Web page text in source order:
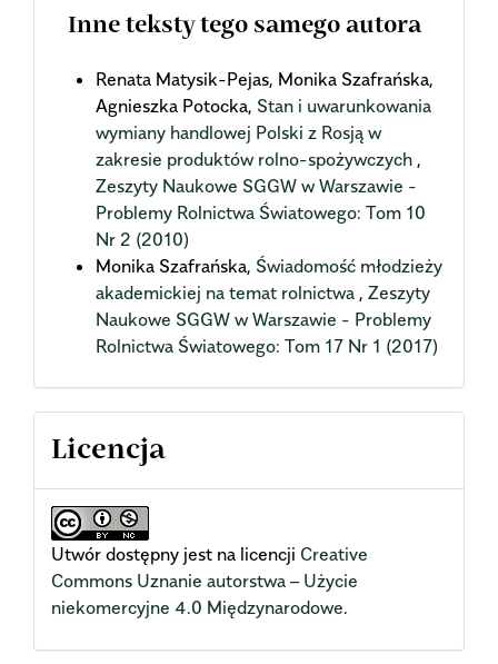
Inne teksty tego samego autora
Renata Matysik-Pejas, Monika Szafrańska,
Agnieszka Potocka, Stan i uwarunkowania
wymiany handlowej Polski z Rosją w
zakresie produktów rolno-spożywczych ,
Zeszyty Naukowe SGGW w Warszawie -
Problemy Rolnictwa Światowego: Tom 10
Nr 2 (2010)
Monika Szafrańska, Świadomość młodzieży
akademickiej na temat rolnictwa , Zeszyty
Naukowe SGGW w Warszawie - Problemy
Rolnictwa Światowego: Tom 17 Nr 1 (2017)
Licencja
Utwór dostępny jest na licencji Creative
Commons Uznanie autorstwa – Użycie
niekomercyjne 4.0 Międzynarodowe.